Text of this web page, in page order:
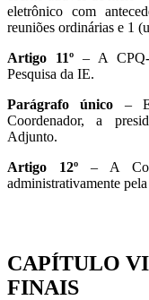
eletrônico com
reuniões ordinárias e 1
Artigo 11º – A CPQ-
Pesquisa da IE.
Parágrafo único –
Coordenador, a
Adjunto.
Artigo 12º– A
administrativamente
CAPÍTULO
FINAIS